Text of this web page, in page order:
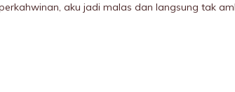
aku jadi malas dan langsung tak